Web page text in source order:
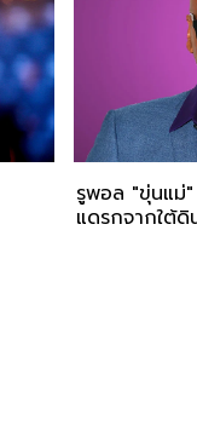
รูพอล "ขุ่นแม่
แดรกจากใต้